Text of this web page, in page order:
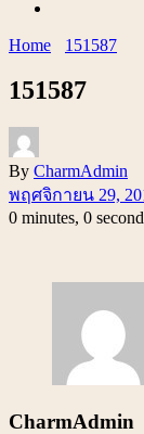
Home 151587
151587
By CharmAdmin
พฤศจิกายน 29,
0 minutes, 0
CharmAdmin